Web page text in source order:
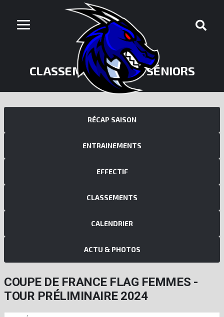
CLASSEMENTS FLAG SÉNIORS
RÉCAP SAISON
ENTRAINEMENTS
EFFECTIF
CLASSEMENTS
CALENDRIER
ACTU & PHOTOS
COUPE DE FRANCE FLAG FEMMES -
TOUR PRÉLIMINAIRE 2024